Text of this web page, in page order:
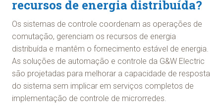
recursos de energia distribuída?
Os sistemas de controle coordenam as operações de
comutação, gerenciam os recursos de energia
distribuída e mantêm o fornecimento estável de energia.
As soluções de automação e controle da G&W Electric
são projetadas para melhorar a capacidade de resposta
do sistema sem implicar em serviços completos de
implementação de controle de microrredes.